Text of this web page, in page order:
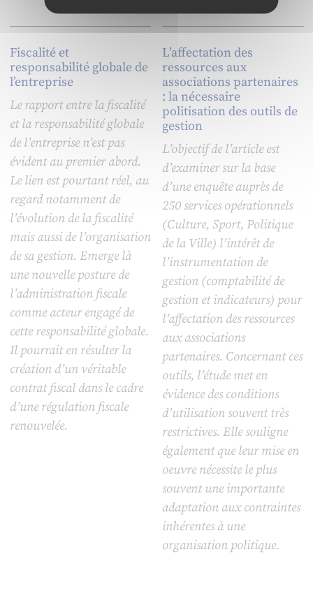
Fiscalité et
responsabilité globale de
l’entreprise
Le rapport entre la fiscalité
et la responsabilité globale
de l’entreprise n’est pas
évident au premier abord.
Le lien est pourtant réel, au
regard notamment de
l’évolution de la fiscalité
mais aussi de l’organisation
de sa gestion. Emerge là
une nouvelle posture de
l’administration fiscale
comme acteur engagé de
cette responsabilité globale.
Il pourrait en résulter la
création d’un véritable
contrat fiscal dans le cadre
d’une régulation fiscale
renouvelée.
L’affectation des
ressources aux
associations partenaires
: la nécessaire
politisation des outils de
gestion
L’objectif de l’article est
d’examiner sur la base
d’une enquête auprès de
250 services opérationnels
(Culture, Sport, Politique
de la Ville) l’intérêt de
l’instrumentation de
gestion (comptabilité de
gestion et indicateurs) pour
l’affectation des ressources
aux associations
partenaires. Concernant ces
outils, l’étude met en
évidence des conditions
d’utilisation souvent très
restrictives. Elle souligne
également que leur mise en
oeuvre nécessite le plus
souvent une importante
adaptation aux contraintes
inhérentes à une
organisation politique.